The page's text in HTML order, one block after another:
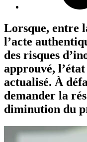
Lorsque, entre
l’acte
des risques
approuvé,
actualisé. À
demander la
diminution du